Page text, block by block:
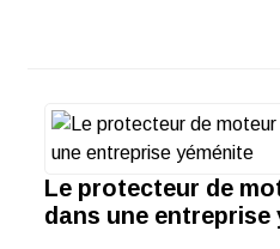
Le protecteur de
dans une entreprise